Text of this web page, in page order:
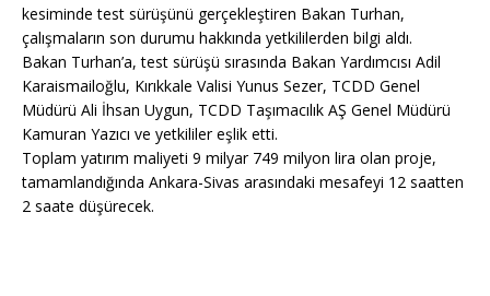
kesiminde test sürüşünü gerçekleştiren Bakan Turhan,
çalışmaların son durumu hakkında yetkililerden bilgi aldı.
Bakan Turhan’a, test sürüşü sırasında Bakan Yardımcısı Adil
Karaismailoğlu, Kırıkkale Valisi Yunus Sezer, TCDD Genel
Müdürü Ali İhsan Uygun, TCDD Taşımacılık AŞ Genel Müdürü
Kamuran Yazıcı ve yetkililer eşlik etti.
Toplam yatırım maliyeti 9 milyar 749 milyon lira olan proje,
tamamlandığında Ankara-Sivas arasındaki mesafeyi 12 saatten
2 saate düşürecek.